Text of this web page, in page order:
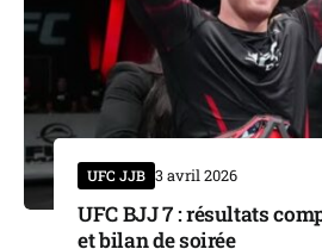
UFC JJB 3 avril 2026
UFC BJJ 7 : résultats
et bilan de soirée